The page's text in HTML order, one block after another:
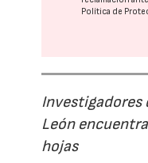
Política de
Investigadores
León
hojas